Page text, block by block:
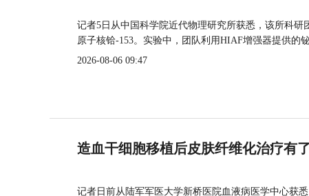
记者5日从中国科学院近代物理研究所获悉，该所科
原子核铪-153。实验中，团队利用HIAF增强器提供的
2026-08-06 09:47
造血干细胞移植后皮肤纤维化治疗有
记者日前从陆军军医大学新桥医院血液病医学中心获